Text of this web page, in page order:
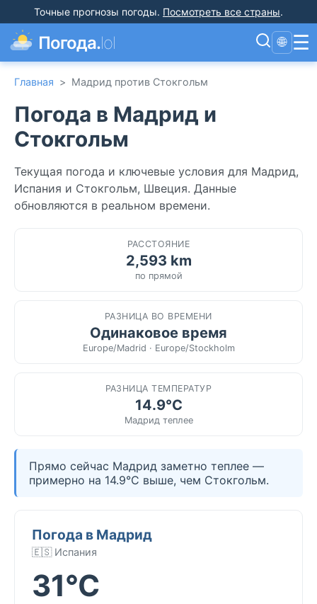
Точные прогнозы погоды. Посмотреть все страны.
Погода.lol 🌐 ☰
Главная > Мадрид против Стокгольм
Погода в Мадрид и
Стокгольм
Текущая погода и ключевые условия для Мадрид,
Испания и Стокгольм, Швеция. Данные
обновляются в реальном времени.
РАССТОЯНИЕ
2,593 km
по прямой
РАЗНИЦА ВО ВРЕМЕНИ
Одинаковое время
Europe/Madrid · Europe/Stockholm
РАЗНИЦА ТЕМПЕРАТУР
14.9°C
Мадрид теплее
Прямо сейчас Мадрид заметно теплее —
примерно на 14.9°C выше, чем Стокгольм.
Погода в Мадрид
🇪🇸 Испания
31°C